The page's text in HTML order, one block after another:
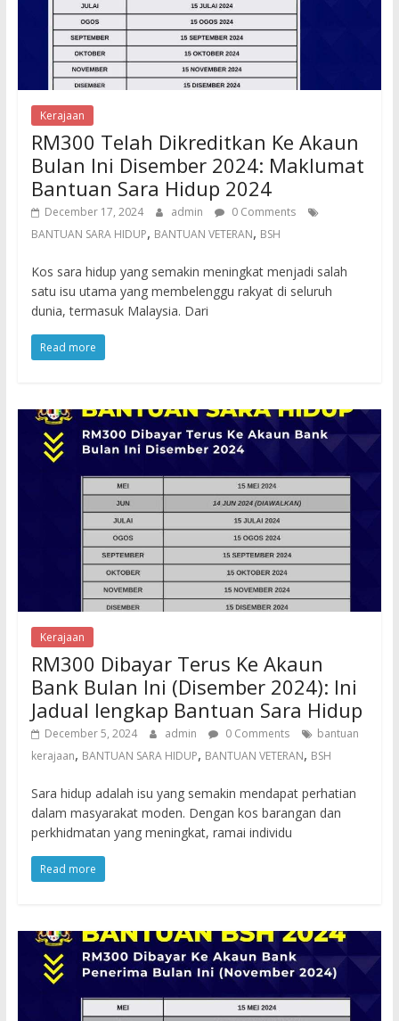
Kerajaan
RM300 Telah Dikreditkan Ke Akaun
Bulan Ini Disember 2024: Maklumat
Bantuan Sara Hidup 2024
December 17, 2024 admin
0 Comments
BANTUAN SARA HIDUP, BANTUAN VETERAN, BSH
Kos sara hidup yang semakin meningkat menjadi salah
satu isu utama yang membelenggu rakyat di seluruh
dunia, termasuk Malaysia. Dari
Read more
Kerajaan
RM300 Dibayar Terus Ke Akaun
Bank Bulan Ini (Disember 2024): Ini
Jadual lengkap Bantuan Sara Hidup
December 5, 2024 admin 0 Comments
bantuan
kerajaan, BANTUAN SARA HIDUP, BANTUAN VETERAN, BSH
Sara hidup adalah isu yang semakin mendapat perhatian
dalam masyarakat moden. Dengan kos barangan dan
perkhidmatan yang meningkat, ramai individu
Read more